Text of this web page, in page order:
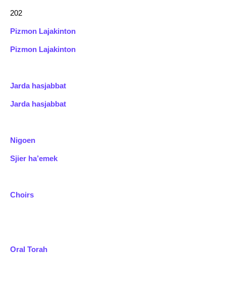
202
Pizmon Lajakinton
Pizmon Lajakinton
Jarda hasjabbat
Jarda hasjabbat
Nigoen
Sjier ha’emek
Choirs
Oral Torah